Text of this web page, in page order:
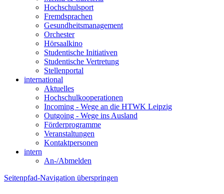
Hochschulsport
Fremdsprachen
Gesundheitsmanagement
Orchester
Hörsaalkino
Studentische Initiativen
Studentische Vertretung
Stellenportal
international
Aktuelles
Hochschulkooperationen
Incoming - Wege an die HTWK Leipzig
Outgoing - Wege ins Ausland
Förderprogramme
Veranstaltungen
Kontaktpersonen
intern
An-/Abmelden
Seitenpfad-Navigation überspringen